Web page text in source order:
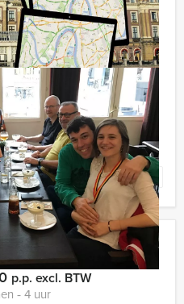
Vesting
p.p. excl. BTW
‐ 4 uur
aan beginnen met een
koffie. Na deze
gelijk mee door het
Favoriet
Ede
p.p. excl. BTW
‐ 4 uur